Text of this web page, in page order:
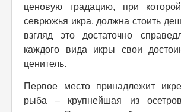
ценовую градацию, при
севрюжья икра, должна стоить
взгляд это достаточно
каждого вида икры свои
ценитель.
Первое место принадлежит
рыба – крупнейшая из